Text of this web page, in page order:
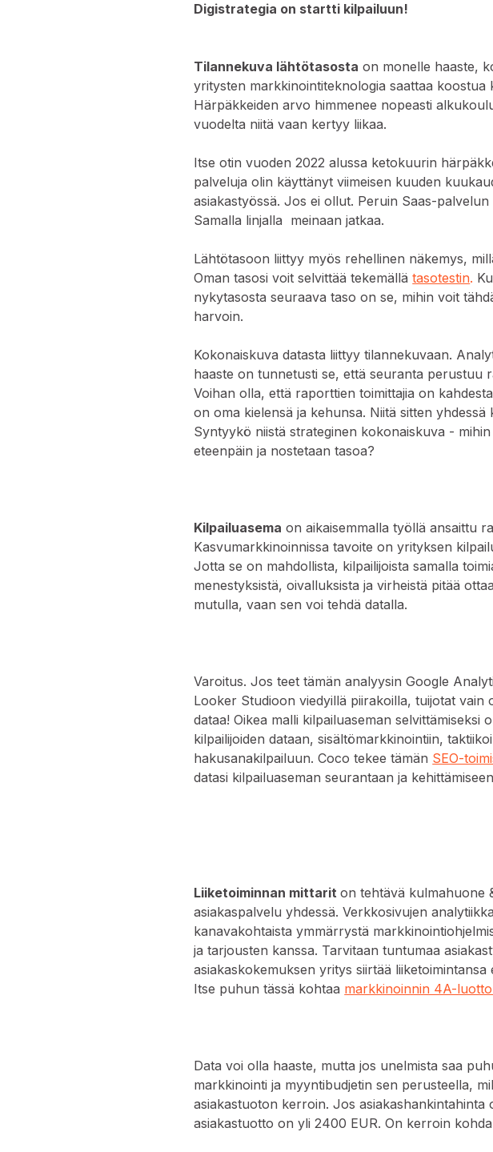
Digistrategia on startti kilpailuun!
Tilannekuva lähtötasosta on monelle haaste,
yritysten markkinointiteknologia saattaa koostua
Härpäkkeiden arvo himmenee nopeasti
vuodelta niitä vaan kertyy liikaa.
Itse otin vuoden 2022 alussa ketokuurin
palveluja olin käyttänyt viimeisen kuuden
asiakastyössä. Jos ei ollut. Peruin Saas-
Samalla linjalla meinaan jatkaa.
Lähtötasoon liittyy myös rehellinen näkemys,
Oman tasosi voit selvittää tekemällätasotestin.
nykytasosta seuraava taso on se, mihin voit
harvoin.
Kokonaiskuva datasta liittyy tilannekuvaan.
haaste on tunnetusti se, että seuranta perustuu
Voihan olla, että raporttien toimittajia on
on oma kielensä ja kehunsa. Niitä sitten
Syntyykö niistä strateginen kokonaiskuva -
eteenpäin ja nostetaan tasoa?
Kilpailuasema on aikaisemmalla työllä ansaittu
Kasvumarkkinoinnissa tavoite on yrityksen
Jotta se on mahdollista, kilpailijoista samalla
menestyksistä, oivalluksista ja virheistä pitää
mutulla, vaan sen voi tehdä datalla.
Varoitus. Jos teet tämän analyysin Google
Looker Studioon viedyillä piirakoilla, tuijotat vain
dataa! Oikea malli kilpailuaseman selvittämiseksi
kilpailijoiden dataan, sisältömarkkinointiin,
hakusanakilpailuun. Coco tekee tämän SEO-
datasi kilpailuaseman seurantaan ja
Liiketoiminnan mittariton tehtävä kulmahuone
asiakaspalvelu yhdessä. Verkkosivujen
kanavakohtaista ymmärrystä
ja tarjousten kanssa. Tarvitaan tuntumaa
asiakaskokemuksen yritys siirtää liiketoimintansa
Itse puhun tässä kohtaa markkinoinnin 4A-
Data voi olla haaste, mutta jos unelmista saa
markkinointi ja myyntibudjetin sen perusteella,
asiakastuoton kerroin. Jos asiakashankintahinta
asiakastuotto on yli 2400 EUR. On kerroin